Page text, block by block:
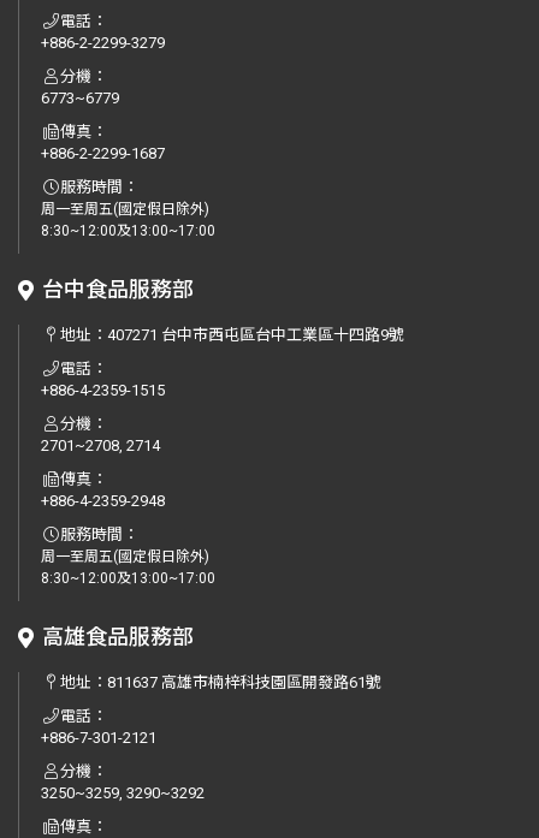
電話：
+886-2-2299-3279
分機：
6773~6779
傳真：
+886-2-2299-1687
服務時間：
周一至周五(國定假日除外)
8:30~12:00及13:00~17:00
台中食品服務部
地址：407271 台中市西屯區台中工業區十四路9號
電話：
+886-4-2359-1515
分機：
2701~2708, 2714
傳真：
+886-4-2359-2948
服務時間：
周一至周五(國定假日除外)
8:30~12:00及13:00~17:00
高雄食品服務部
地址：811637 高雄市楠梓科技園區開發路61號
電話：
+886-7-301-2121
分機：
3250~3259, 3290~3292
傳真：